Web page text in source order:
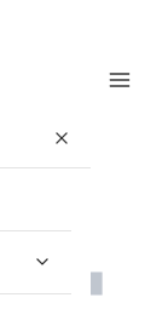
0. Zobacz
wyszukiwarkę